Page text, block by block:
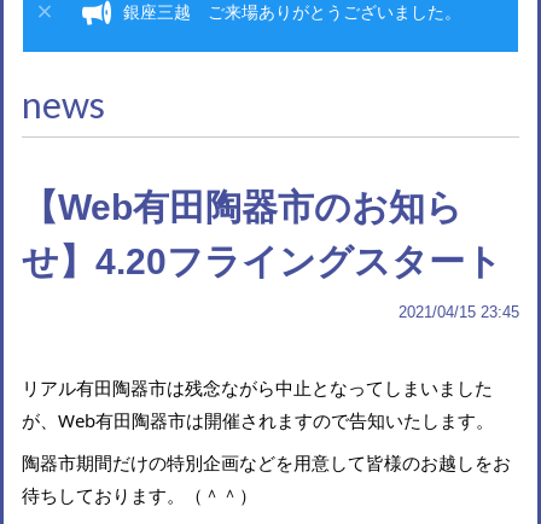
銀座三越 ご来場ありがとうございました。
news
【Web有田陶器市のお知ら
せ】4.20フライングスタート
2021/04/15 23:45
リアル有田陶器市は残念ながら中止となってしまいました
が、Web有田陶器市は開催されますので告知いたします。
陶器市期間だけの特別企画などを用意して皆様のお越しをお
待ちしております。（＾＾）